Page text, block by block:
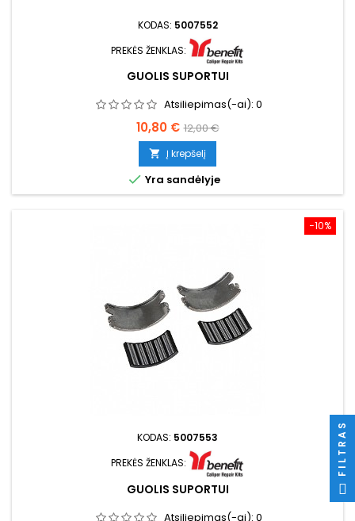
KODAS: 5007552
PREKĖS ŽENKLAS:
GUOLIS SUPORTUI
Atsiliepimas(-ai): 0
Kaina
10,80 € Bazinė
kaina
12,00 €
 Į krepšelį
 Yra sandėlyje
−10%
KODAS: 5007553
PREKĖS ŽENKLAS:
GUOLIS SUPORTUI
Atsiliepimas(-ai): 0
FILTRAS